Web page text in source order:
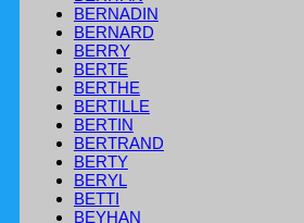
BERNADIN
BERNARD
BERRY
BERTE
BERTHE
BERTILLE
BERTIN
BERTRAND
BERTY
BERYL
BETTI
BEYHAN